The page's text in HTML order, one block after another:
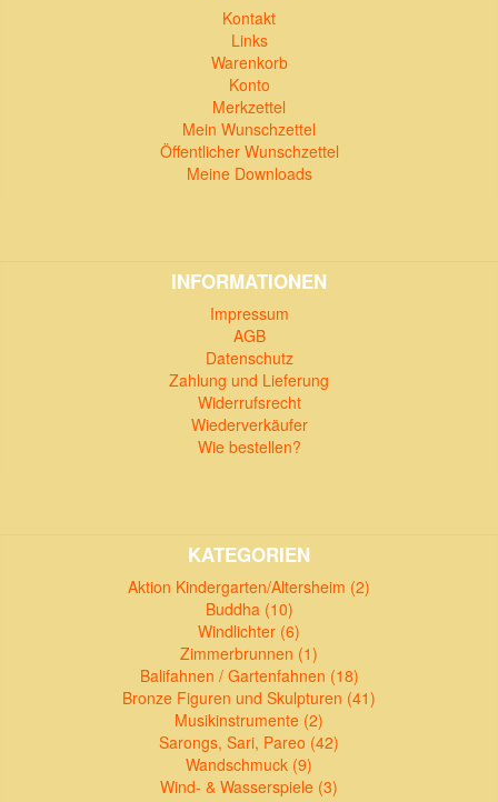
Kontakt
Links
Warenkorb
Konto
Merkzettel
Mein Wunschzettel
Öffentlicher Wunschzettel
Meine Downloads
INFORMATIONEN
Impressum
AGB
Datenschutz
Zahlung und Lieferung
Widerrufsrecht
Wiederverkäufer
Wie bestellen?
KATEGORIEN
Aktion Kindergarten/Altersheim (2)
Buddha (10)
Windlichter (6)
Zimmerbrunnen (1)
Balifahnen / Gartenfahnen (18)
Bronze Figuren und Skulpturen (41)
Musikinstrumente (2)
Sarongs, Sari, Pareo (42)
Wandschmuck (9)
Wind- & Wasserspiele (3)